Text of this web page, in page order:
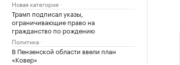
Новая категория
Трамп подписал указы,
ограничивающие право на
гражданство по рождению
Политика
В Пензенской области ввели план
«Ковер»